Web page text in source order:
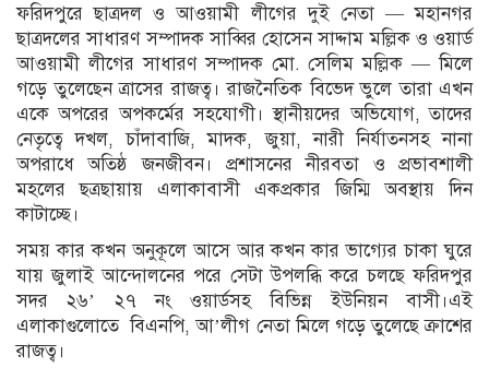
ফরিদপুরে ছাত্রদল ও আওয়ামী লীগের দুই নেতা — মহানগর
ছাত্রদলের সাধারণ সম্পাদক সাব্বির হোসেন সাদ্দাম মল্লিক ও ওয়ার্ড
আওয়ামী লীগের সাধারণ সম্পাদক মো. সেলিম মল্লিক — মিলে
গড়ে তুলেছেন ত্রাসের রাজত্ব। রাজনৈতিক বিভেদ ভুলে তারা এখন
একে অপরের অপকর্মের সহযোগী। স্থানীয়দের অভিযোগ, তাদের
নেতৃত্বে দখল, চাঁদাবাজি, মাদক, জুয়া, নারী নির্যাতনসহ নানা
অপরাধে অতিষ্ঠ জনজীবন। প্রশাসনের নীরবতা ও প্রভাবশালী
মহলের ছত্রছায়ায় এলাকাবাসী একপ্রকার জিম্মি অবস্থায় দিন
কাটাচ্ছে।
সময় কার কখন অনুকূলে আসে আর কখন কার ভাগ্যের চাকা ঘুরে
যায় জুলাই আন্দোলনের পরে সেটা উপলব্ধি করে চলছে ফরিদপুর
সদর ২৬’ ২৭ নং ওয়ার্ডসহ বিভিন্ন ইউনিয়ন বাসী।এই
এলাকাগুলোতে বিএনপি, আ’লীগ নেতা মিলে গড়ে তুলেছে ক্রাশের
রাজত্ব।